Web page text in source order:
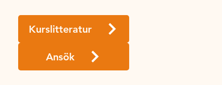
Kurslitteratur
Ansök